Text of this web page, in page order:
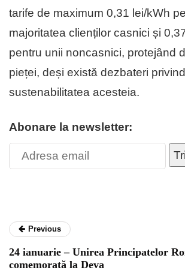
tarife de maximum 0,31 lei/kWh
majoritatea clienților casnici și
pentru unii noncasnici, protejând
pieței, deși există dezbateri privind
sustenabilitatea acesteia.
Abonare la newsletter:
Previous
24 ianuarie – Unirea Principatelor
comemorată la Deva